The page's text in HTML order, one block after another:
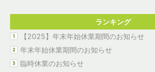
ランキング
【2025】年末年始休業期間のお知らせ
年末年始休業期間のお知らせ
臨時休業のお知らせ